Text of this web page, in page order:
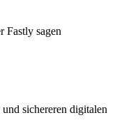
Fastly sagen
sichereren digitalen